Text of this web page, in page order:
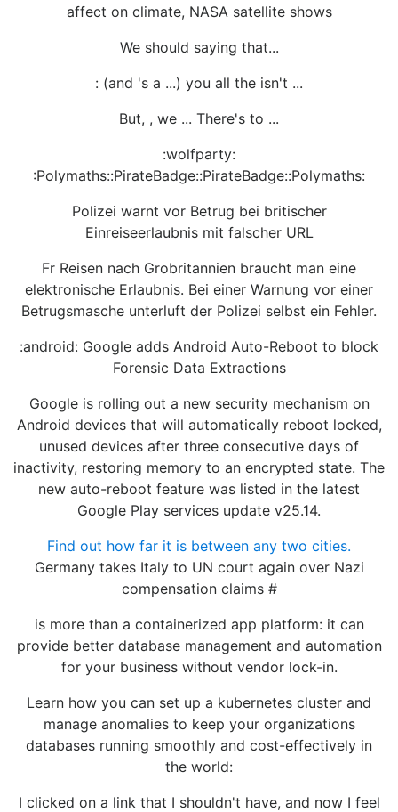
affect on climate, NASA satellite shows
We should saying that...
: (and 's a ...) you all the isn't ...
But, , we ... There's to ...
:wolfparty:
:Polymaths::PirateBadge::PirateBadge::Polymaths:
Polizei warnt vor Betrug bei britischer
Einreiseerlaubnis mit falscher URL
Fr Reisen nach Grobritannien braucht man eine
elektronische Erlaubnis. Bei einer Warnung vor einer
Betrugsmasche unterluft der Polizei selbst ein Fehler.
:android: Google adds Android Auto-Reboot to block
Forensic Data Extractions
Google is rolling out a new security mechanism on
Android devices that will automatically reboot locked,
unused devices after three consecutive days of
inactivity, restoring memory to an encrypted state. The
new auto-reboot feature was listed in the latest
Google Play services update v25.14.
Find out how far it is between any two cities.
Germany takes Italy to UN court again over Nazi
compensation claims #
is more than a containerized app platform: it can
provide better database management and automation
for your business without vendor lock-in.
Learn how you can set up a kubernetes cluster and
manage anomalies to keep your organizations
databases running smoothly and cost-effectively in
the world:
I clicked on a link that I shouldn't have, and now I feel